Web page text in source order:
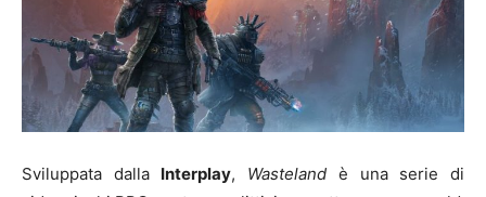
Sviluppata dalla Interplay, Wasteland è una serie di